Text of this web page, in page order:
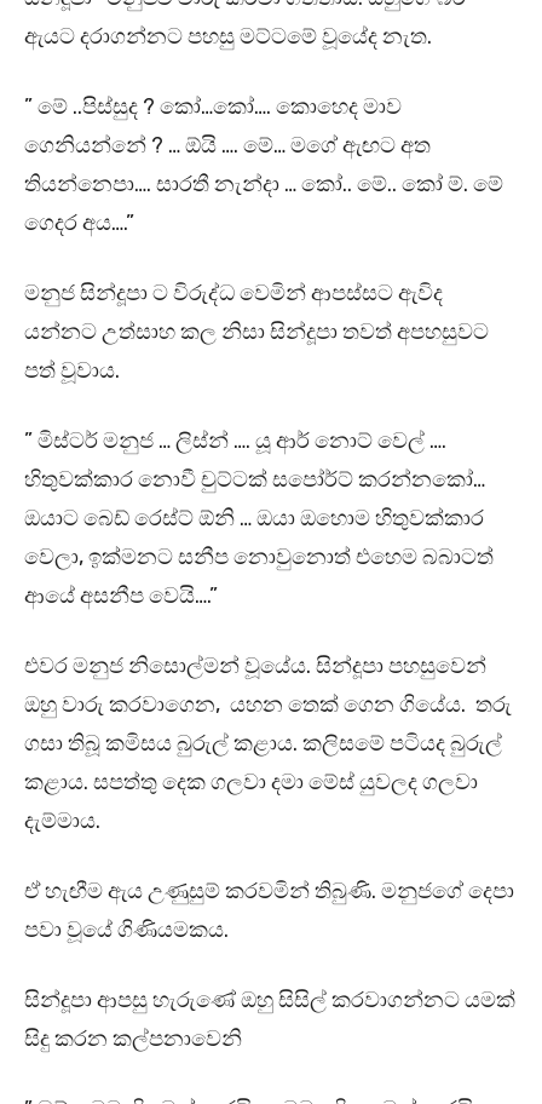
ඇයට දරාගන්නට පහසු මට්ටමේ වූයේද නැත.
” මේ ..පිස්සුද ? කෝ…කෝ…. කොහෙද මාව
ගෙනියන්නේ ? … ඕයි …. මේ… මගේ ඇඟට අත
තියන්නෙපා…. සාරතී නැන්දා … කෝ.. මේ.. කෝ ම්. මේ
ගෙදර අය….”
මනුජ සින්දූපා ට විරුද්ධ වෙමින් ආපස්සට ඇවිද
යන්නට උත්සාහ කල නිසා සින්දූපා තවත් අපහසුවට
පත් වූවාය.
” මිස්ටර් මනුජ … ලිස්න් …. යූ ආර් නොට් වෙල් ….
හිතුවක්කාර නොවී චුට්ටක් සපෝර්ට් කරන්නකෝ…
ඔයාට බෙඩ් රෙස්ට් ඕනි … ඔයා ඔහොම හිතුවක්කාර
වෙලා, ඉක්මනට සනීප නොවුනොත් එහෙම බබාටත්
ආයේ අසනීප වෙයි….”
එවර මනුජ නිසොල්මන් වූයේය. සින්දූපා පහසුවෙන්
ඔහු වාරු කරවාගෙන, යහන තෙක් ගෙන ගියේය. තරු
ගසා තිබූ කමිසය බුරුල් කළාය. කලිසමේ පටියද බුරුල්
කළාය. සපත්තු දෙක ගලවා දමා මේස් යුවලද ගලවා
දැම්මාය.
ඒ හැඟීම ඇය උණුසුම් කරවමින් තිබුණි. මනුජගේ දෙපා
පවා වූයේ ගිණියමකය.
සින්දූපා ආපසු හැරුණේ ඔහු සිසිල් කරවාගන්නට යමක්
සිදු කරන කල්පනාවෙනි